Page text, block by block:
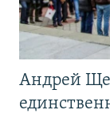
Андрей